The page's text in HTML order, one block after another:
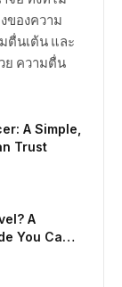
ของความ
ตื่นเต้น และ
ย ความตื่น
A Simple,
Trust
A
You Can